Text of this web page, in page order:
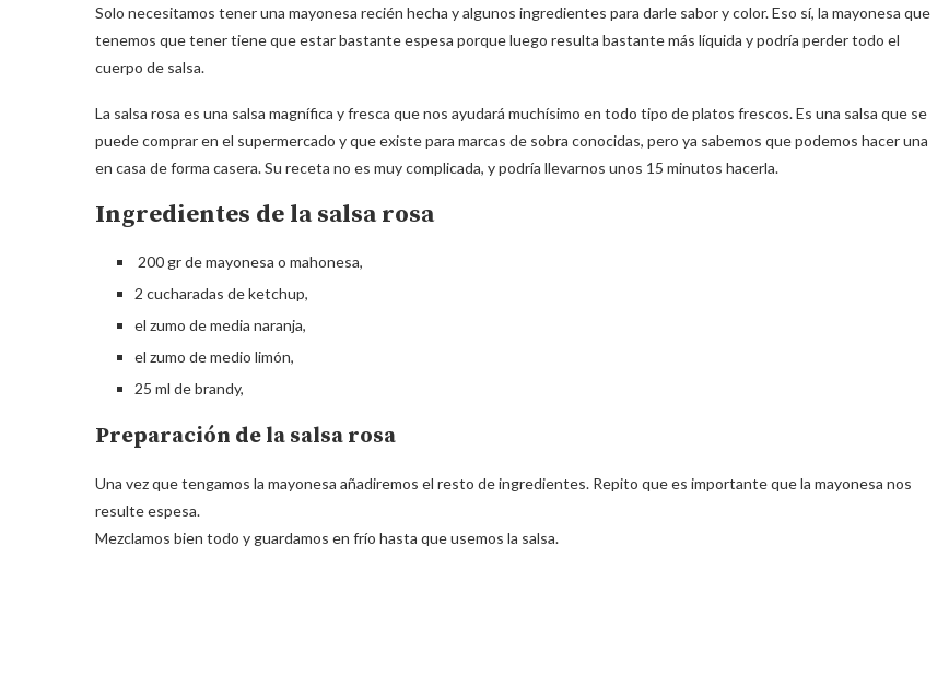
Solo necesitamos tener una mayonesa recién hecha y algunos ingredientes para darle sabor y color. Eso sí, la mayonesa que
tenemos que tener tiene que estar bastante espesa porque luego resulta bastante más líquida y podría perder todo el
cuerpo de salsa.
La salsa rosa es una salsa magnífica y fresca que nos ayudará muchísimo en todo tipo de platos frescos. Es una salsa que se
puede comprar en el supermercado y que existe para marcas de sobra conocidas, pero ya sabemos que podemos hacer una
en casa de forma casera. Su receta no es muy complicada, y podría llevarnos unos 15 minutos hacerla.
Ingredientes de la salsa rosa
200 gr de mayonesa o mahonesa,
2 cucharadas de ketchup,
el zumo de media naranja,
el zumo de medio limón,
25 ml de brandy,
Preparación de la salsa rosa
Una vez que tengamos la mayonesa añadiremos el resto de ingredientes. Repito que es importante que la mayonesa nos
resulte espesa.
Mezclamos bien todo y guardamos en frío hasta que usemos la salsa.